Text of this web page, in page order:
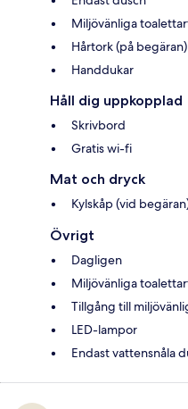
Miljövänliga
Hårtork (på begäran)
Handdukar
Håll dig uppkopplad
Skrivbord
Gratis wi-fi
Mat och dryck
Kylskåp (vid
Övrigt
Dagligen
Miljövänliga
Tillgång till
LED-lampor
Endast vattensnåla